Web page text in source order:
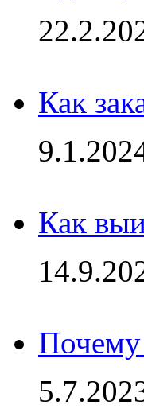
Как
Как
Почему